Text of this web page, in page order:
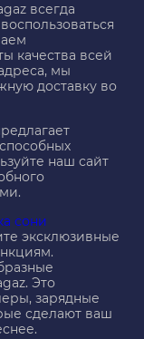
всегда
качества всей
мы
доставку во
наш сайт
сони
эксклюзивные
Это
зарядные
сделают ваш